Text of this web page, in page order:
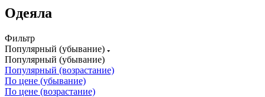
Одеяла
Фильтр
Популярный (убывание)
Популярный (убывание)
Популярный (возрастание)
По цене (убывание)
По цене (возрастание)